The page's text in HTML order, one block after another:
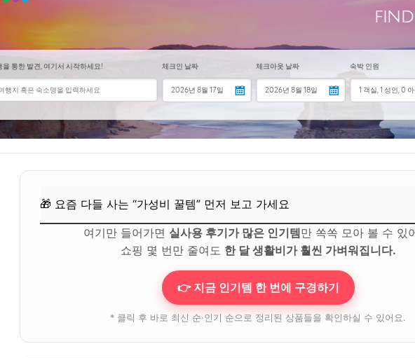
🎁 요즘 다들 사는 “가성비 꿀템” 먼저 보고 가세요
💸 넷플릭스·유튜브·ChatGPT, 제값 내지 말고 할인해서 쓰세요
후회 없는 선택을 위한 신혼여행 꿀팁
예산 책정: 현실적인 허니문 계획
여행 스타일 분석: 우리는 어떤 커플인가?
비수기/성수기 고려: 1월은 과연 적기일까?
🎁 요즘 다들 사는 “가성비 꿀템” 먼저 보고 가세요
💸 넷플릭스·유튜브·ChatGPT, 제값 내지 말고 할인해서 쓰세요
Q. 1월 몰디브/하와이 날씨는 어떤가요?
Q. 신혼여행 예산은 어느 정도 잡아야 할까요?
Q. 어떤 항공편을 이용하는 것이 좋나요?
Q. 현지에서 꼭 해야 할 액티비티는?
🎁 요즘 다들 사는 “가성비 꿀템” 먼저 보고 가세요
여기만 들어가면 실사용 후기가 많은 인기템만 쏙쏙 모아 볼 수 있
쇼핑 몇 번만 줄여도 한 달 생활비가 훨씬 가벼워집니다.
👉 지금 인기템 한 번에 구경하기
* 클릭 후 바로 최신 순·인기 순으로 정리된 상품들을 확인하실 수 있어요.